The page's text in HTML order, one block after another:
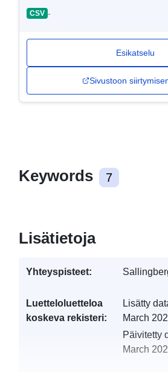
CSV -
Esikatselu
Sivustoon
Keywords 7
Lisätietoja
Yhteyspisteet:
Luetteloluetteloa
koskeva rekisteri:
Lisätty
March
Päivitetty
March